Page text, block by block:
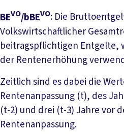
BEVO/bBEVO: Die
Volkswirtschaftlicher
beitragspflichtigen Entgelte,
der Rentenerhöhung
Zeitlich sind es dabei die
Rentenanpassung (t), des
(t-2) und drei (t-3) Jahre vor
Rentenanpassung.